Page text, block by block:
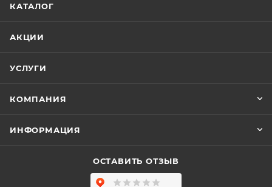
КАТАЛОГ
АКЦИИ
УСЛУГИ
КОМПАНИЯ
ИНФОРМАЦИЯ
ОСТАВИТЬ ОТЗЫВ